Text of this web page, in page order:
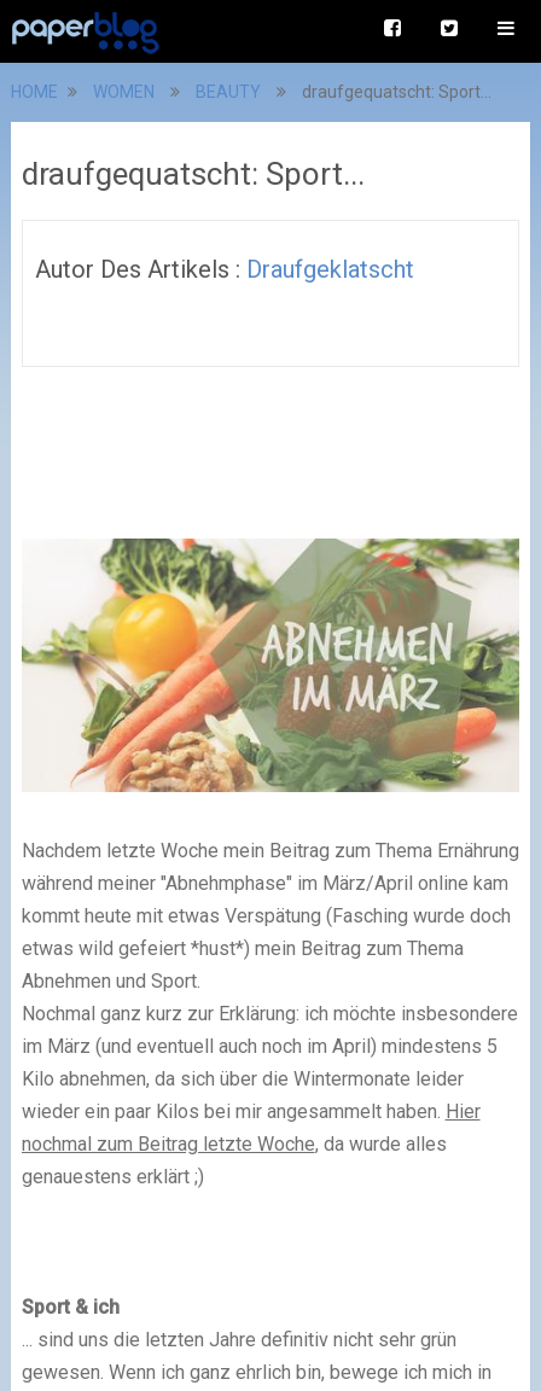
HOME WOMEN BEAUTY draufgequatscht: Sport...
draufgequatscht: Sport...
Autor Des Artikels : Draufgeklatscht
Nachdem letzte Woche mein Beitrag zum Thema Ernährung
während meiner "Abnehmphase" im März/April online kam
kommt heute mit etwas Verspätung (Fasching wurde doch
etwas wild gefeiert *hust*) mein Beitrag zum Thema
Abnehmen und Sport.
Nochmal ganz kurz zur Erklärung: ich möchte insbesondere
im März (und eventuell auch noch im April) mindestens 5
Kilo abnehmen, da sich über die Wintermonate leider
wieder ein paar Kilos bei mir angesammelt haben. Hier
nochmal zum Beitrag letzte Woche, da wurde alles
genauestens erklärt ;)
Sport & ich
... sind uns die letzten Jahre definitiv nicht sehr grün
gewesen. Wenn ich ganz ehrlich bin, bewege ich mich in